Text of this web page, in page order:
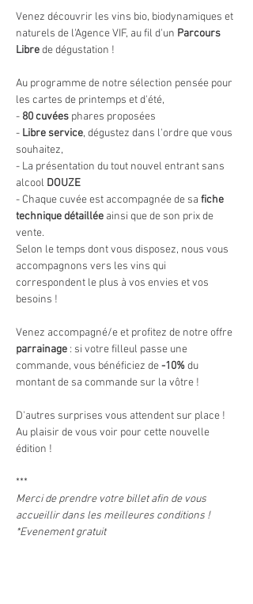
Venez découvrir les vins bio, biodynamiques et
naturels de l'Agence VIF, au fil d'un Parcours
Libre de dégustation !
Au programme de notre sélection pensée pour
les cartes de printemps et d'été,
- 80 cuvées phares proposées
- Libre service, dégustez dans l'ordre que vous
souhaitez,
- La présentation du tout nouvel entrant sans
alcool DOUZE
- Chaque cuvée est accompagnée de sa fiche
technique détaillée ainsi que de son prix de
vente.
Selon le temps dont vous disposez, nous vous
accompagnons vers les vins qui
correspondent le plus à vos envies et vos
besoins !
Venez accompagné/e et profitez de notre offre
parrainage : si votre filleul passe une
commande, vous bénéficiez de -10% du
montant de sa commande sur la vôtre !
D'autres surprises vous attendent sur place !
Au plaisir de vous voir pour cette nouvelle
édition !
***
Merci de prendre votre billet afin de vous
accueillir dans les meilleures conditions !
*Evenement gratuit